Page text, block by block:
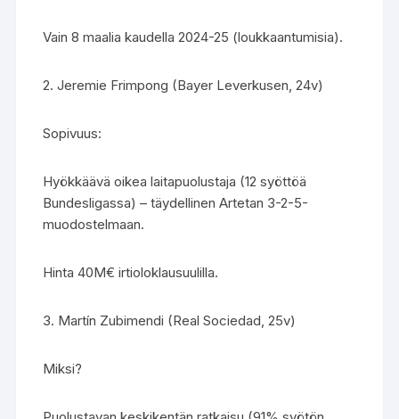
Vain 8 maalia kaudella 2024-25 (loukkaantumisia).
2. Jeremie Frimpong (Bayer Leverkusen, 24v)
Sopivuus:
Hyökkäävä oikea laitapuolustaja (12 syöttöä
Bundesligassa) – täydellinen Artetan 3-2-5-
muodostelmaan.
Hinta 40M€ irtioloklausuulilla.
3. Martín Zubimendi (Real Sociedad, 25v)
Miksi?